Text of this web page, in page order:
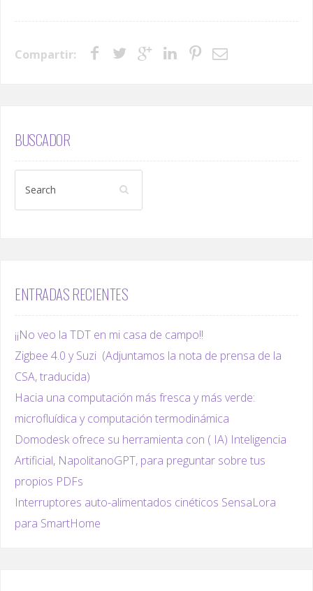
Compartir:
BUSCADOR
ENTRADAS RECIENTES
¡¡No veo la TDT en mi casa de campo!!
Zigbee 4.0 y Suzi (Adjuntamos la nota de prensa de la
CSA, traducida)
Hacia una computación más fresca y más verde:
microfluídica y computación termodinámica
Domodesk ofrece su herramienta con ( IA) Inteligencia
Artificial, NapolitanoGPT, para preguntar sobre tus
propios PDFs
Interruptores auto-alimentados cinéticos SensaLora
para SmartHome